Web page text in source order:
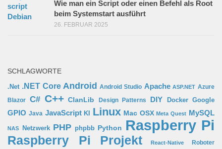
Wie man ein Script oder einen Befehl als Root
beim Systemstart ausführt
26. FEBRUAR 2025
SCHLAGWORTE
.Net .NET Core Android Android Studio Apache ASP.NET Azure
Blazor C# C++ ClanLib Design Patterns DIY Docker Google
GPIO Java JavaScript KI Linux Mac OSX Meta Quest MySQL
NAS Netzwerk PHP phpbb Python Raspberry Pi
Raspberry Pi Projekt React-Native Roboter